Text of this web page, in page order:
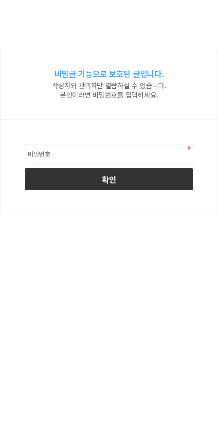
비밀글 기능으로 보호된 글입니다.
작성자와 관리자만 열람하실 수 있습니다.
본인이라면 비밀번호를 입력하세요.